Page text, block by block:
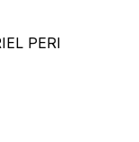
PERI